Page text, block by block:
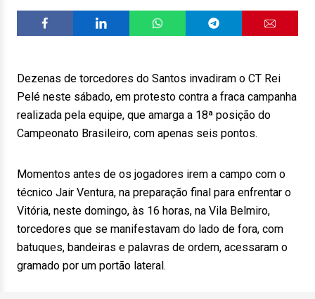
Dezenas de torcedores do Santos invadiram o CT Rei
Pelé neste sábado, em protesto contra a fraca campanha
realizada pela equipe, que amarga a 18ª posição do
Campeonato Brasileiro, com apenas seis pontos.
Momentos antes de os jogadores irem a campo com o
técnico Jair Ventura, na preparação final para enfrentar o
Vitória, neste domingo, às 16 horas, na Vila Belmiro,
torcedores que se manifestavam do lado de fora, com
batuques, bandeiras e palavras de ordem, acessaram o
gramado por um portão lateral.